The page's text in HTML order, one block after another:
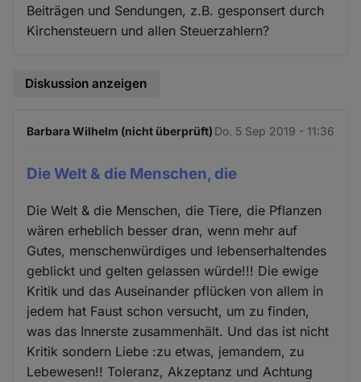
Beiträgen und Sendungen, z.B. gesponsert durch
Kirchensteuern und allen Steuerzahlern?
Diskussion anzeigen
Barbara Wilhelm (nicht überprüft) Do. 5 Sep 2019 - 11:36
Die Welt & die Menschen, die
Die Welt & die Menschen, die Tiere, die Pflanzen
wären erheblich besser dran, wenn mehr auf
Gutes, menschenwürdiges und lebenserhaltendes
geblickt und gelten gelassen würde!!! Die ewige
Kritik und das Auseinander pflücken von allem in
jedem hat Faust schon versucht, um zu finden,
was das Innerste zusammenhält. Und das ist nicht
Kritik sondern Liebe :zu etwas, jemandem, zu
Lebewesen!! Toleranz, Akzeptanz und Achtung